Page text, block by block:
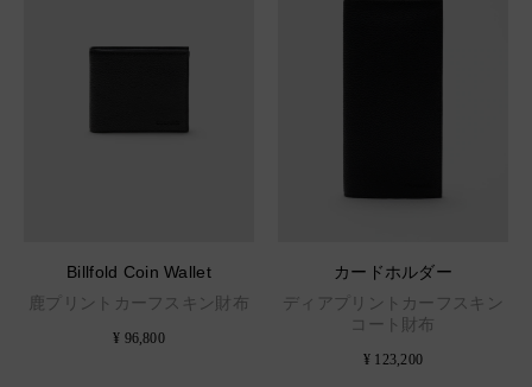
Billfold Coin Wallet
鹿プリントカーフスキン財布
¥ 96,800
カードホルダー
ディアプリントカーフスキン
コート財布
¥ 123,200